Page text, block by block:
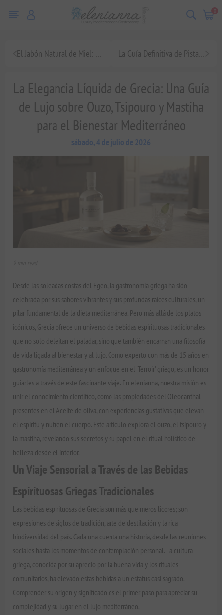
0
La Elegancia Líquida de Grecia: Una Guía
de Lujo sobre Ouzo, Tsipouro y Mastiha
para el Bienestar Mediterráneo
sábado, 4 de julio de 2026
Desde las soleadas costas del Egeo, la gastronomía griega ha sido
celebrada por sus sabores vibrantes y sus profundas raíces culturales, un
pilar fundamental de la dieta mediterránea. Pero más allá de los platos
icónicos, Grecia ofrece un universo de bebidas espirituosas tradicionales
que no solo deleitan el paladar, sino que también encarnan una filosofía
de vida ligada al bienestar y al lujo. Como experto con más de 15 años en
gastronomía mediterránea y un enfoque en el 'Terroir' griego, es un honor
guiarles a través de este fascinante viaje. En elenianna, nuestra misión es
unir el conocimiento científico, como las propiedades del Oleocanthal
presentes en el Aceite de oliva, con experiencias gustativas que elevan
el espíritu y nutren el cuerpo. Este artículo explora el ouzo, el tsipouro y
la mastiha, revelando sus secretos y su papel en el ritual holístico de
belleza desde el interior.
Un Viaje Sensorial a Través de las Bebidas
Espirituosas Griegas Tradicionales
Las bebidas espirituosas de Grecia son más que meros licores; son
expresiones de siglos de tradición, arte de destilación y la rica
biodiversidad del país. Cada una cuenta una historia, desde las reuniones
sociales hasta los momentos de contemplación personal. La cultura
griega, conocida por su aprecio por la buena vida y los rituales
comunitarios, ha elevado estas bebidas a un estatus casi sagrado.
Comprender su origen y significado es el primer paso para apreciar su
complejidad y su lugar en el lujo mediterráneo.